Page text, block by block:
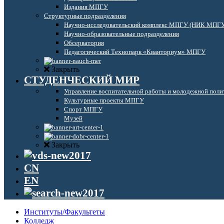
Издания МПГУ
Структурные подразделения
Научно-исследовательский комплекс МПГУ (НИК
Научно-образовательные подразделения
Обсерватория
Педагогический Технопарк «Кванториум» МПГУ
Закрыть
СТУДЕНЧЕСКИЙ МИР
Управление воспитательной работы и молодежной
Культурные проекты МПГУ
Спорт МПГУ
Музей
Закрыть
CN
EN
Институты/Факультеты
Колледж